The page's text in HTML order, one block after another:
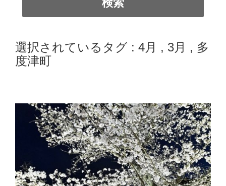
選択されているタグ : 4月 , 3月 , 多
度津町